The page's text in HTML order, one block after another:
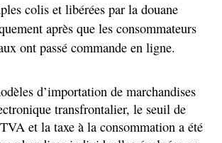
colis et libérées par la douane
après que les consommateurs
ont passé commande en ligne.
d’importation de marchandises
transfrontalier, le seuil de
et la taxe à la consommation a été